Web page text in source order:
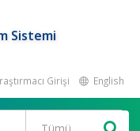
Sistemi
Girişi English